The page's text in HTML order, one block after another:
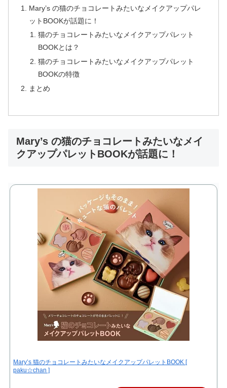
Mary’s の猫のチョコレートみたいなメイクアップパレ
ットBOOKが話題に！
猫のチョコレートみたいなメイクアップパレット
BOOKとは？
猫のチョコレートみたいなメイクアップパレット
BOOKの特徴
まとめ
Mary’s の猫のチョコレートみたいなメイ
クアップパレットBOOKが話題に！
Mary’s 猫のチョコレートみたいなメイクアップパレットBOOK [
paku☆chan ]